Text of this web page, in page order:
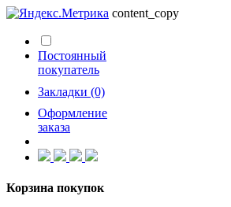
content_copy
Постоянный
покупатель
Закладки (0)
Оформление
заказа
Корзина покупок